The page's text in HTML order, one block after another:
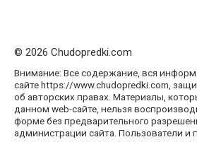
© 2026 Chudopredki.com
Внимание: Все содержание, вся
сайте https://www.chudopredki.com,
об авторских правах. Материалы,
данном web-сайте, нельзя
форме без предварительного
администрации сайта. Пользователи и